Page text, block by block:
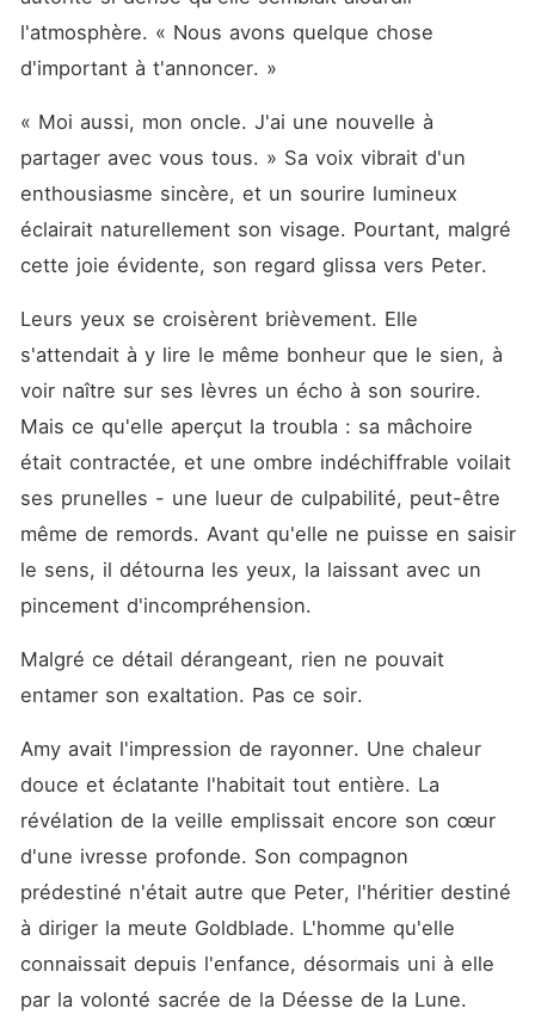
l'atmosphère. « Nous avons quelque chose
d'important à t'annoncer. »
« Moi aussi, mon oncle. J'ai une nouvelle à
partager avec vous tous. » Sa voix vibrait d'un
enthousiasme sincère, et un sourire lumineux
éclairait naturellement son visage. Pourtant, malgré
cette joie évidente, son regard glissa vers Peter.
Leurs yeux se croisèrent brièvement. Elle
s'attendait à y lire le même bonheur que le sien, à
voir naître sur ses lèvres un écho à son sourire.
Mais ce qu'elle aperçut la troubla : sa mâchoire
était contractée, et une ombre indéchiffrable voilait
ses prunelles - une lueur de culpabilité, peut-être
même de remords. Avant qu'elle ne puisse en saisir
le sens, il détourna les yeux, la laissant avec un
pincement d'incompréhension.
Malgré ce détail dérangeant, rien ne pouvait
entamer son exaltation. Pas ce soir.
Amy avait l'impression de rayonner. Une chaleur
douce et éclatante l'habitait tout entière. La
révélation de la veille emplissait encore son cœur
d'une ivresse profonde. Son compagnon
prédestiné n'était autre que Peter, l'héritier destiné
à diriger la meute Goldblade. L'homme qu'elle
connaissait depuis l'enfance, désormais uni à elle
par la volonté sacrée de la Déesse de la Lune.